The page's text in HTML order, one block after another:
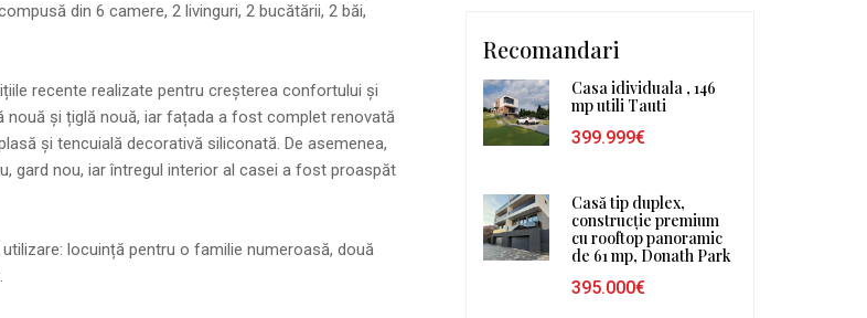
din 6 camere, 2 livinguri, 2 bucătării, 2 băi,
recente realizate pentru creșterea confortului și
și țiglă nouă, iar fațada a fost complet renovată
și tencuială decorativă siliconată. De asemenea,
gard nou, iar întregul interior al casei a fost proaspăt
locuință pentru o familie numeroasă, două
Recomandari
Casa idividuala , 146
mp utili Tauti
399.999€
Casă tip duplex,
construcție premium
cu rooftop panoramic
de 61 mp, Donath Park
395.000€